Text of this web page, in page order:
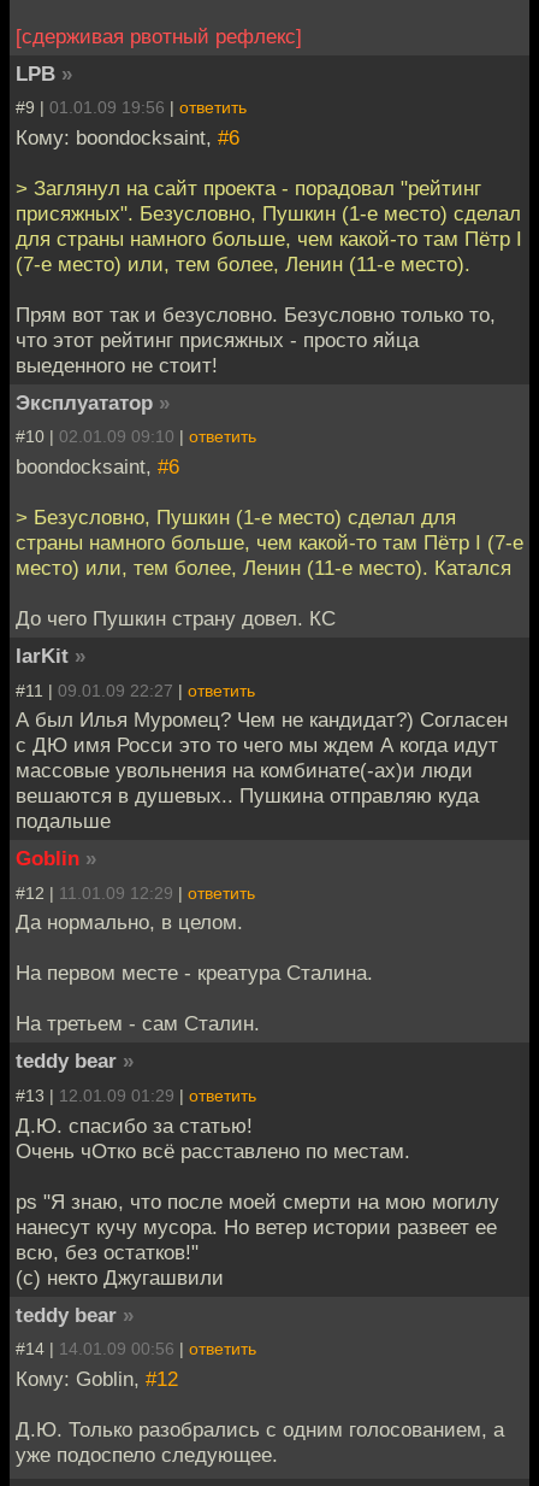
[сдерживая рвотный рефлекс]
LPB »
#9 | 01.01.09 19:56 | ответить
Кому: boondocksaint, #6
> Заглянул на сайт проекта - порадовал "рейтинг
присяжных". Безусловно, Пушкин (1-е место) сделал
для страны намного больше, чем какой-то там Пётр I
(7-е место) или, тем более, Ленин (11-е место).
Прям вот так и безусловно. Безусловно только то,
что этот рейтинг присяжных - просто яйца
выеденного не стоит!
Эксплуататор »
#10 | 02.01.09 09:10 | ответить
boondocksaint, #6
> Безусловно, Пушкин (1-е место) сделал для
страны намного больше, чем какой-то там Пётр I (7-е
место) или, тем более, Ленин (11-е место). Катался
До чего Пушкин страну довел. КС
IarKit »
#11 | 09.01.09 22:27 | ответить
А был Илья Муромец? Чем не кандидат?) Согласен
с ДЮ имя Росси это то чего мы ждем А когда идут
массовые увольнения на комбинате(-ах)и люди
вешаются в душевых.. Пушкина отправляю куда
подальше
Goblin »
#12 | 11.01.09 12:29 | ответить
Да нормально, в целом.
На первом месте - креатура Сталина.
На третьем - сам Сталин.
teddy bear »
#13 | 12.01.09 01:29 | ответить
Д.Ю. спасибо за статью!
Очень чОтко всё расставлено по местам.
ps "Я знаю, что после моей смерти на мою могилу
нанесут кучу мусора. Но ветер истории развеет ее
всю, без остатков!"
(с) некто Джугашвили
teddy bear »
#14 | 14.01.09 00:56 | ответить
Кому: Goblin, #12
Д.Ю. Только разобрались с одним голосованием, а
уже подоспело следующее.